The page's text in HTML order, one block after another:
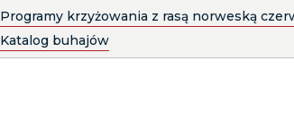
Programy krzyżowania z rasą norweską
Katalog buhajów